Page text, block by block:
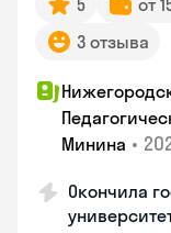
5 от
3 отзыва
Минина •
Окончила